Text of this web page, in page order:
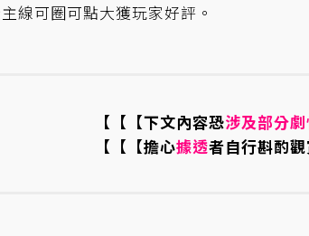
線可圈可點大獲玩家好評。
【【【下文內容恐涉及部分
【【【擔心據透者自行斟酌觀